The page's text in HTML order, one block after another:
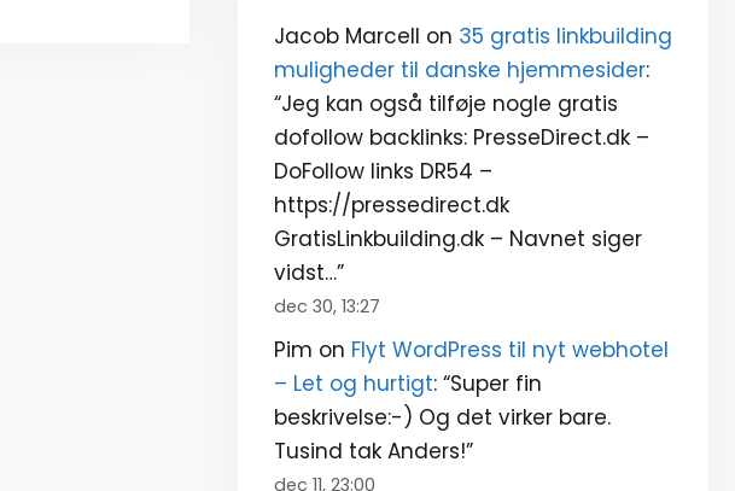
Jacob Marcell on 35 gratis linkbuilding
muligheder til danske hjemmesider:
“Jeg kan også tilføje nogle gratis
dofollow backlinks: PresseDirect.dk –
DoFollow links DR54 –
https://pressedirect.dk
GratisLinkbuilding.dk – Navnet siger
vidst…”
dec 30, 13:27
Pim on Flyt WordPress til nyt webhotel
– Let og hurtigt: “Super fin
beskrivelse:-) Og det virker bare.
Tusind tak Anders!”
dec 11, 23:00